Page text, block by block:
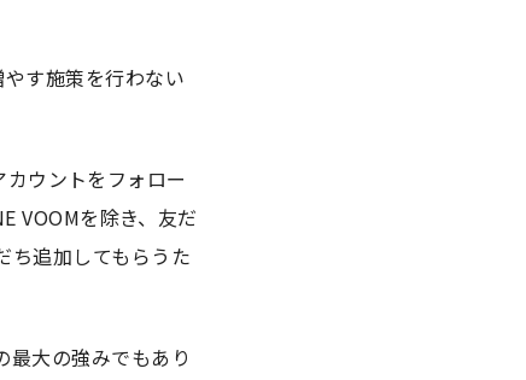
す施策を行わない
ウントをフォロー
VOOMを除き、友だ
ち追加してもらうた
最大の強みでもあり